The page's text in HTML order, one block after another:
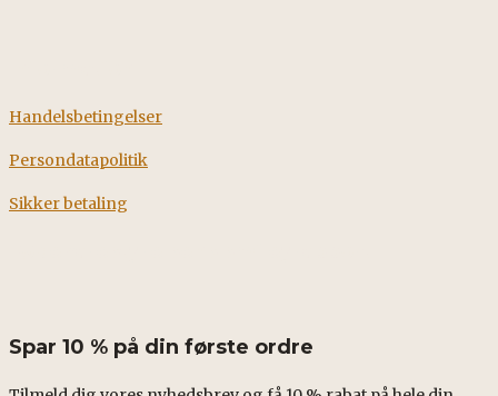
Handelsbetingelser
Persondatapolitik
Sikker betaling
Spar 10 % på din første ordre